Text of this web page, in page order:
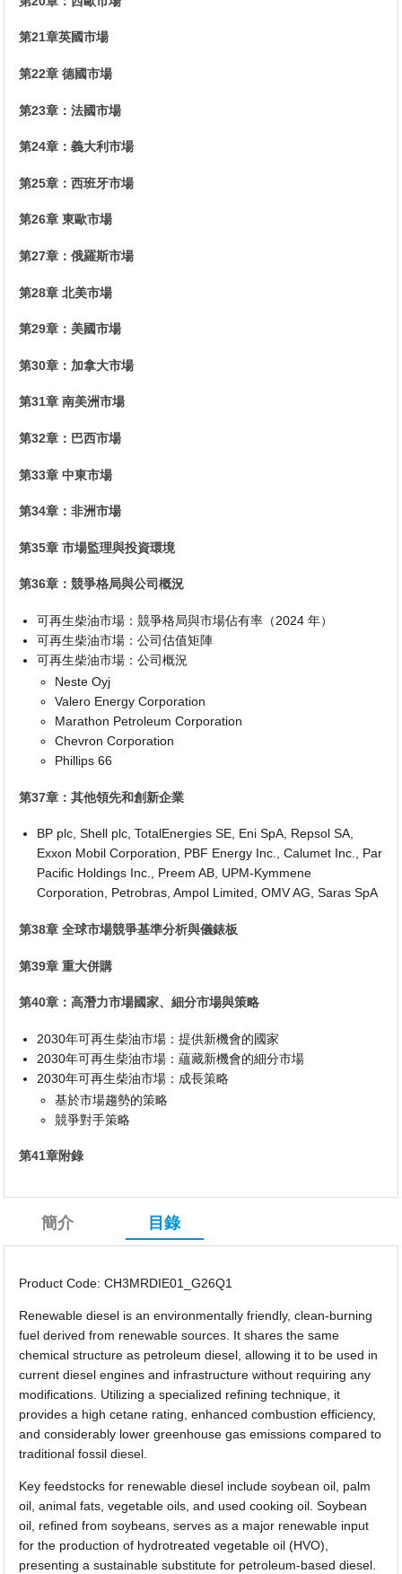
第21章英國市場
第22章 德國市場
第23章：法國市場
第24章：義大利市場
第25章：西班牙市場
第26章 東歐市場
第27章：俄羅斯市場
第28章 北美市場
第29章：美國市場
第30章：加拿大市場
第31章 南美洲市場
第32章：巴西市場
第33章 中東市場
第34章：非洲市場
第35章 市場監理與投資環境
第36章：競爭格局與公司概況
可再生柴油市場：競爭格局與市場佔有率（2024 年）
可再生柴油市場：公司估值矩陣
可再生柴油市場：公司概況
Neste Oyj
Valero Energy Corporation
Marathon Petroleum Corporation
Chevron Corporation
Phillips 66
第37章：其他領先和創新企業
BP plc, Shell plc, TotalEnergies SE, Eni SpA, Repsol SA,
Exxon Mobil Corporation, PBF Energy Inc., Calumet Inc., Par
Pacific Holdings Inc., Preem AB, UPM-Kymmene
Corporation, Petrobras, Ampol Limited, OMV AG, Saras SpA
第38章 全球市場競爭基準分析與儀錶板
第39章 重大併購
第40章：高潛力市場國家、細分市場與策略
2030年可再生柴油市場：提供新機會的國家
2030年可再生柴油市場：蘊藏新機會的細分市場
2030年可再生柴油市場：成長策略
基於市場趨勢的策略
競爭對手策略
第41章附錄
簡介 目錄
Product Code: CH3MRDIE01_G26Q1
Renewable diesel is an environmentally friendly, clean-burning
fuel derived from renewable sources. It shares the same
chemical structure as petroleum diesel, allowing it to be used in
current diesel engines and infrastructure without requiring any
modifications. Utilizing a specialized refining technique, it
provides a high cetane rating, enhanced combustion efficiency,
and considerably lower greenhouse gas emissions compared to
traditional fossil diesel.
Key feedstocks for renewable diesel include soybean oil, palm
oil, animal fats, vegetable oils, and used cooking oil. Soybean
oil, refined from soybeans, serves as a major renewable input
for the production of hydrotreated vegetable oil (HVO),
presenting a sustainable substitute for petroleum-based diesel.